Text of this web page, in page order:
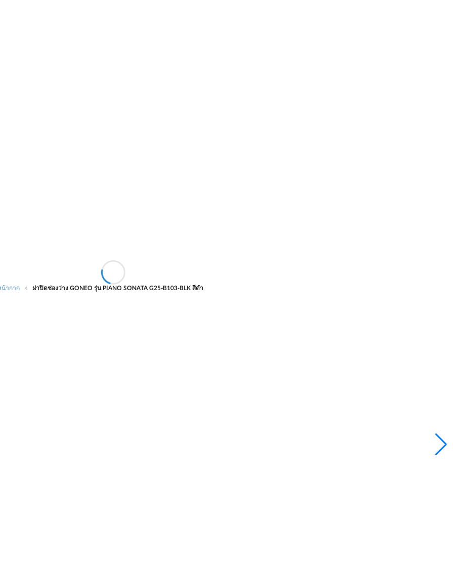
น้ากาก ฝาปิดช่องว่าง GONEO รุ่น PIANO SONATA G25-B103-BLK สีดำ